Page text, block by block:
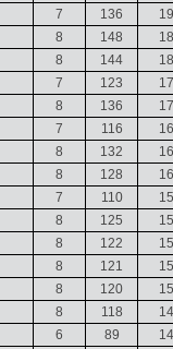
7 136
8 148
8 144
7 123
8 136
7 116
8 132
8 128
7 110
8 125
8 122
8 121
8 120
8 118
6 89